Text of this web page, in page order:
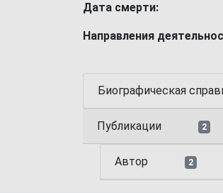
Дата смерти:
Направления
Биографическая
Публикации 2
Автор 2